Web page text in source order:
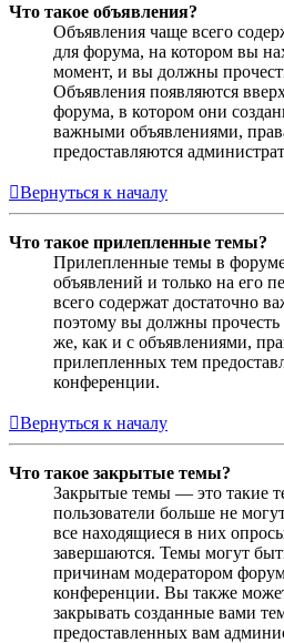
Что такое объявления?
Объявления чаще всего
для форума, на котором вы
момент, и вы должны
Объявления появляются
форума, в котором они
важными объявлениями,
предоставляются
Вернуться к началу
Что такое прилепленные темы?
Прилепленные темы в
объявлений и только на его
всего содержат достаточно
поэтому вы должны
же, как и с объявлениями,
прилепленных тем
конференции.
Вернуться к началу
Что такое закрытые темы?
Закрытые темы — это такие
пользователи больше не
все находящиеся в них
завершаются. Темы могут
причинам модератором
конференции. Вы также
закрывать созданные вами
предоставленных вам